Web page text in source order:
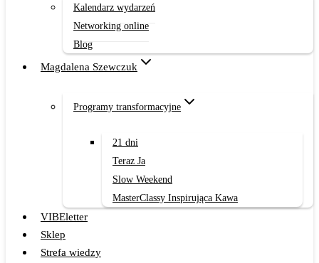
Kalendarz wydarzeń
Networking online
Blog
Magdalena Szewczuk
Programy transformacyjne
21 dni
Teraz Ja
Slow Weekend
MasterClassy Inspirująca Kawa
VIBEletter
Sklep
Strefa wiedzy